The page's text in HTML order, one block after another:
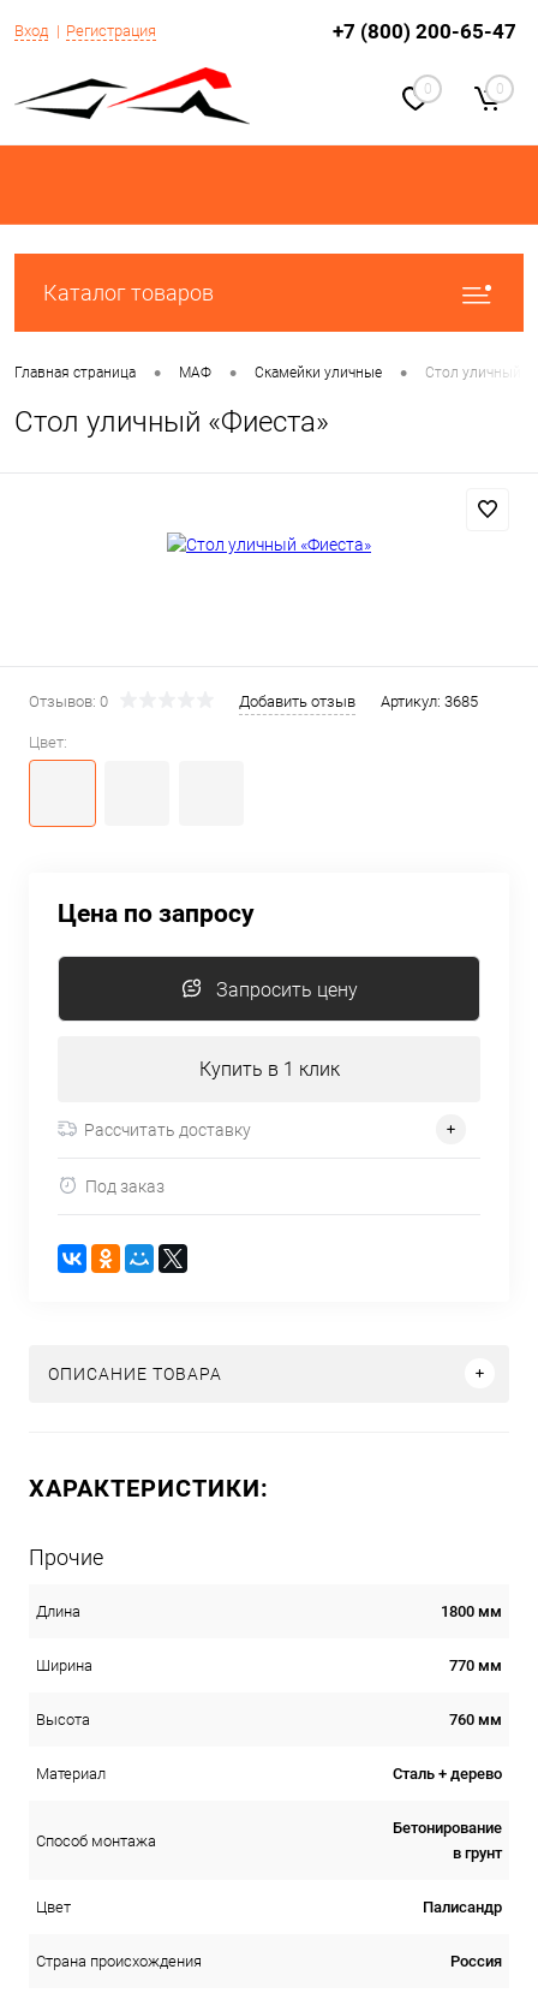
Вход Регистрация +7 (800) 200-65-47
0 0
Каталог товаров
Главная страница • МАФ • Скамейки уличные • Стол уличный
Стол уличный «Фиеста»
Отзывов: 0 Добавить отзыв Артикул: 3685
Цвет:
Цена по запросу
Запросить цену
Купить в 1 клик
Рассчитать доставку
Под заказ
ОПИСАНИЕ ТОВАРА
ХАРАКТЕРИСТИКИ:
Прочие
Длина 1800 мм
Ширина 770 мм
Высота 760 мм
Материал Сталь + дерево
Способ монтажа
Бетонирование
в грунт
Цвет Палисандр
Страна происхождения Россия